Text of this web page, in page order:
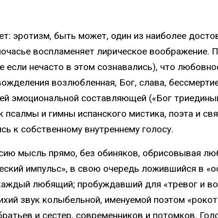
эротизм, быть может, один из наиболее
воспламеняет лирическое
нечасто в этом сознавались), что
возлюбленная, Бог, слава,
эмоциональной составляющей («Бог
и гимны испанского мистика, поэта и
к собственному внутреннему голосу.
мысль прямо, без обиняков, обрисовывая
импульс», в свою очередь ложившийся в
любящий; пробуждавший для «тревог и
звук колыбельной, именуемой поэтом
и сестер, современников и потомков.